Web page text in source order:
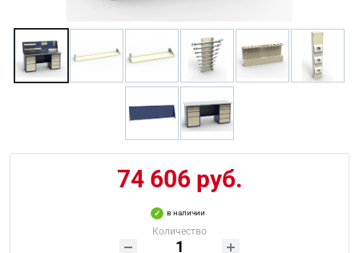
74 606 руб.
в наличии
Количество